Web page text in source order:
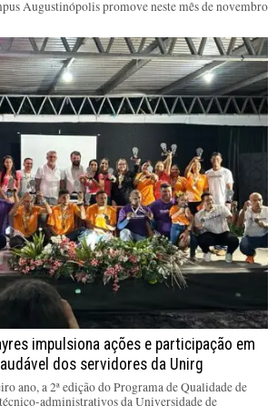
Augustinópolis promove neste mês de novembro
impulsiona ações e participação em
dos servidores da Unirg
ano, a 2ª edição do Programa de Qualidade de
administrativos da Universidade de